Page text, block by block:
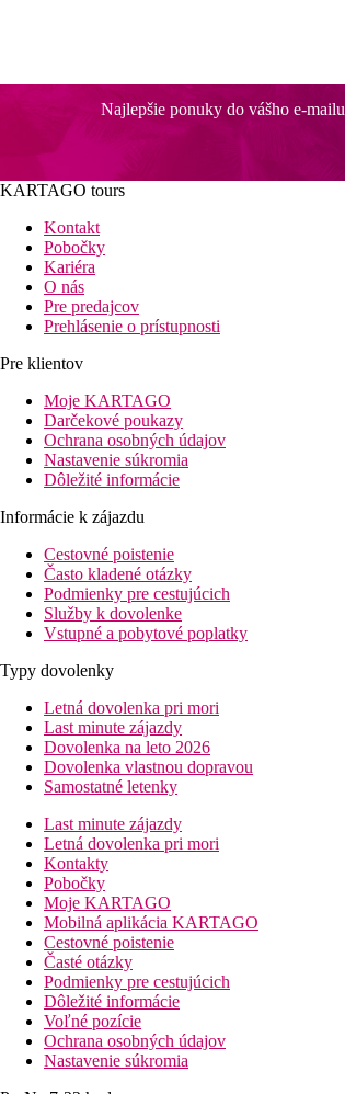
Najlepšie ponuky do vášho e-mailu
KARTAGO tours
Kontakt
Pobočky
Kariéra
O nás
Pre predajcov
Prehlásenie o prístupnosti
Pre klientov
Moje KARTAGO
Darčekové poukazy
Ochrana osobných údajov
Nastavenie súkromia
Dôležité informácie
Informácie k zájazdu
Cestovné poistenie
Často kladené otázky
Podmienky pre cestujúcich
Služby k dovolenke
Vstupné a pobytové poplatky
Typy dovolenky
Letná dovolenka pri mori
Last minute zájazdy
Dovolenka na leto 2026
Dovolenka vlastnou dopravou
Samostatné letenky
Last minute zájazdy
Letná dovolenka pri mori
Kontakty
Pobočky
Moje KARTAGO
Mobilná aplikácia KARTAGO
Cestovné poistenie
Časté otázky
Podmienky pre cestujúcich
Dôležité informácie
Voľné pozície
Ochrana osobných údajov
Nastavenie súkromia